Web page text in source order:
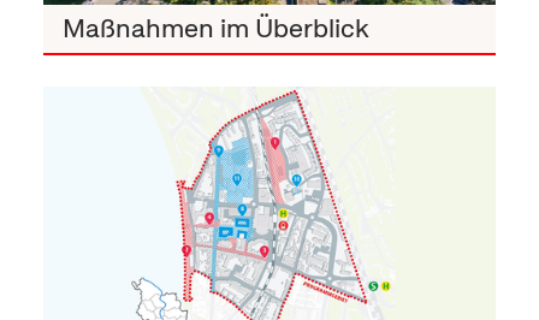
Maßnahmen im Überblick